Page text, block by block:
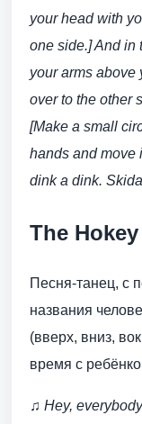
your head with
one side.] And in
your arms above
over to the other
[Make a small
hands and move
dink a dink.
The
Песня-танец, с
названия
(вверх, вниз,
время с
♫ Hey,